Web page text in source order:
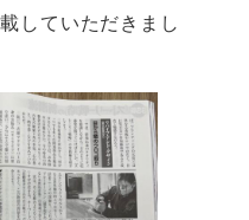
していただきまし